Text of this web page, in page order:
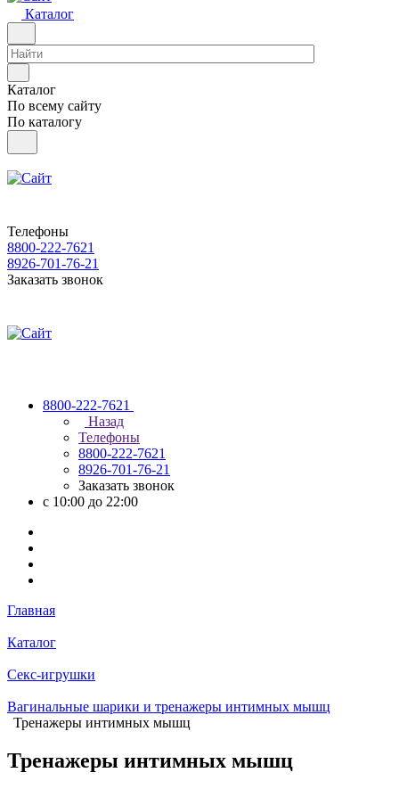
Каталог
Каталог
По всему сайту
По каталогу
Телефоны
8800-222-7621
8926-701-76-21
Заказать звонок
8800-222-7621
Назад
Телефоны
8800-222-7621
8926-701-76-21
Заказать звонок
с 10:00 до 22:00
Главная
Каталог
Секс-игрушки
Вагинальные шарики и тренажеры интимных мышц
Тренажеры интимных мышц
Тренажеры интимных мышц